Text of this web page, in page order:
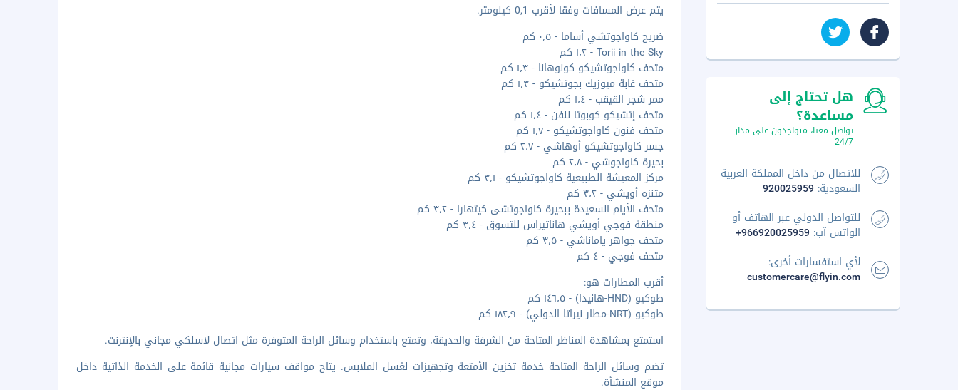
يتم عرض المسافات وفقا لأقرب 0,1 كيلومتر.
ضريح كاواجوتشي أساما - ٠٫٥ كم
Torii in the Sky - ١٫٢ كم
متحف كاواجوتشيكو كونوهانا - ١٫٣ كم
متحف غابة ميوزيك بجوتشيكو - ١٫٣ كم
ممر شجر القيقب - ١٫٤ كم
متحف إتشيكو كوبوتا للفن - ١٫٤ كم
متحف فنون كاواجوتشيكو - ١٫٧ كم
جسر كاواجوتشيكو أوهاشي - ٢٫٧ كم
بحيرة كاواجوشي - ٢٫٨ كم
مركز المعيشة الطبيعية كاواجوتشيكو - ٣٫١ كم
متنزه أويشي - ٣٫٢ كم
متحف الأيام السعيدة ببحيرة كاواجوتشى كيتهارا - ٣٫٢ كم
منطقة فوجي أويشي هاناتيراس للتسوق - ٣٫٤ كم
متحف جواهر ياماناشي - ٣٫٥ كم
متحف فوجي - ٤ كم
أقرب المطارات هو:
طوكيو (HND-هانيدا) - ١٤٦٫٥ كم
طوكيو (NRT-مطار نيراتا الدولي) - ١٨٢٫٩ كم
استمتع بمشاهدة المناظر المتاحة من الشرفة والحديقة، وتمتع باستخدام وسائل الراحة المتوفرة مثل اتصال لاسلكي مجاني بالإنترنت.
تضم وسائل الراحة المتاحة خدمة تخزين الأمتعة وتجهيزات لغسل الملابس. يتاح مواقف سيارات مجانية قائمة على الخدمة الذاتية داخل
موقع المنشأة.
هل تحتاج إلى
مساعدة؟
تواصل معنا، متواجدون على مدار
24/7
للاتصال من داخل المملكة العربية
السعودية: 920025959
للتواصل الدولي عبر الهاتف أو
الواتس آب: +966920025959
لأي استفسارات أخرى:
customercare@flyin.com